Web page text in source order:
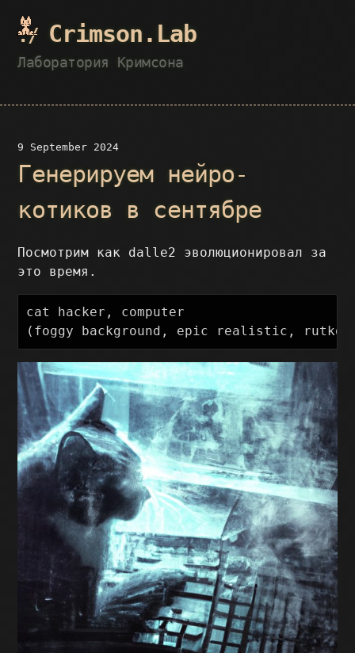
Crimson.Lab
Лаборатория Кримсона
9 September 2024
Генерируем нейро-
котиков в сентябре
Посмотрим как dalle2 эволюционировал за
это время.
cat hacker, computer